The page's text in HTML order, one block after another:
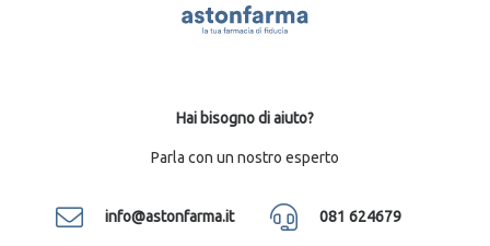
Hai bisogno di aiuto?
Parla con un nostro esperto
info@astonfarma.it 081 624679